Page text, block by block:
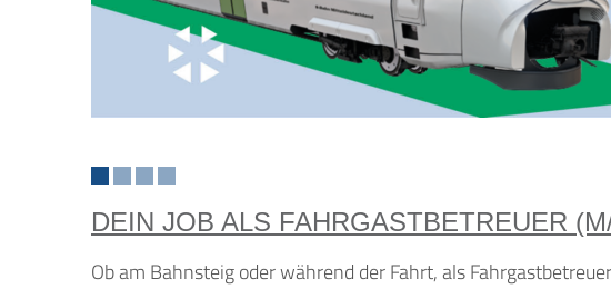
DEIN JOB ALS FAHRGASTBETREUER
Ob am Bahnsteig oder während der Fahrt, als